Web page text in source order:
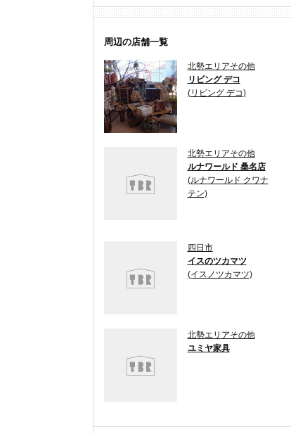
周辺の店舗一覧
北勢エリアその他
リビング デコ
(リビング デコ)
北勢エリアその他
ルナワールド 桑名店
(ルナワールド クワナ
テン)
四日市
イスのツカマツ
(イスノツカマツ)
北勢エリアその他
ユミヤ家具